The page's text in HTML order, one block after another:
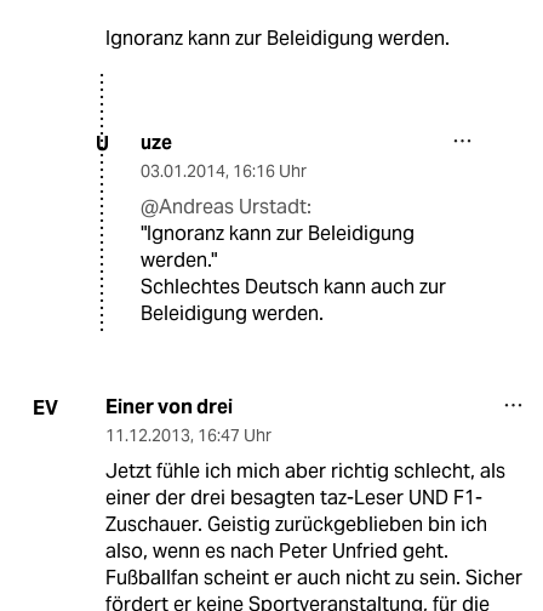
Ignoranz kann zur Beleidigung werden.
U uze
03.01.2014, 16:16 Uhr
@Andreas Urstadt:
"Ignoranz kann zur Beleidigung
werden."
Schlechtes Deutsch kann auch zur
Beleidigung werden.
EV Einer von drei
11.12.2013, 16:47 Uhr
Jetzt fühle ich mich aber richtig schlecht, als
einer der drei besagten taz-Leser UND F1-
Zuschauer. Geistig zurückgeblieben bin ich
also, wenn es nach Peter Unfried geht.
Fußballfan scheint er auch nicht zu sein. Sicher
fördert er keine Sportveranstaltung, für die